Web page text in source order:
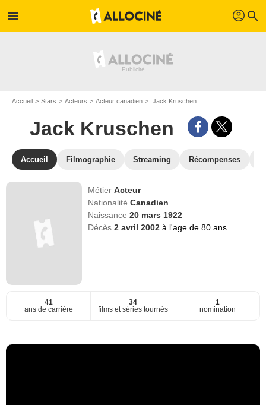
menu profil search
Accueil Stars Acteurs Acteur canadien Jack Kruschen
Jack Kruschen
Accueil Filmographie Streaming Récompenses
MétierActeur
NationalitéCanadien
Naissance20 mars 1922
Décès2 avril 2002à l'age de 80 ans
41
ans de carrière
34
films et séries tournés
1
nomination